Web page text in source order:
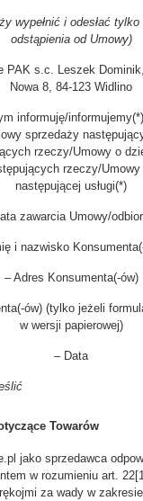
wypełnić i odesłać
odstąpienia od Umowy)
PAK s.c. Leszek
Nowa 8, 84-123 Widlino
informuję/
sprzedaży
rzeczy/Umowy o
rzeczy/
następującej usługi(*)
zawarcia Umowy/
i nazwisko
– Adres Konsumenta(-ów)
ów) (tylko jeżeli
w wersji papierowej)
– Data
Towarów
jako sprzedawca
w rozumieniu art.
za wady w